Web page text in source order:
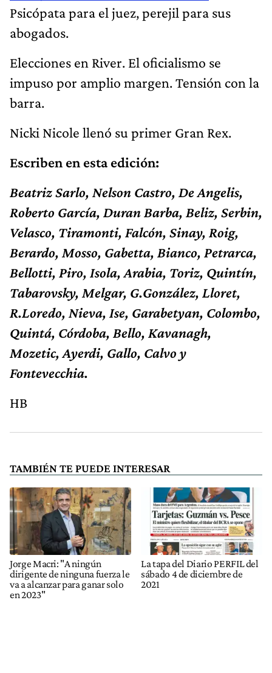
Psicópata para el juez, perejil para sus
abogados.
Elecciones en River. El oficialismo se
impuso por amplio margen. Tensión con la
barra.
Nicki Nicole llenó su primer Gran Rex.
Escriben en esta edición:
Beatriz Sarlo, Nelson Castro, De Angelis,
Roberto García, Duran Barba, Beliz, Serbin,
Velasco, Tiramonti, Falcón, Sinay, Roig,
Berardo, Mosso, Gabetta, Bianco, Petrarca,
Bellotti, Piro, Isola, Arabia, Toriz, Quintín,
Tabarovsky, Melgar, G.González, Lloret,
R.Loredo, Nieva, Ise, Garabetyan, Colombo,
Quintá, Córdoba, Bello, Kavanagh,
Mozetic, Ayerdi, Gallo, Calvo y
Fontevecchia.
HB
TAMBIÉN TE PUEDE INTERESAR
Jorge Macri: "A ningún
dirigente de ninguna fuerza le
va a alcanzar para ganar solo
en 2023"
La tapa del Diario PERFIL del
sábado 4 de diciembre de
2021